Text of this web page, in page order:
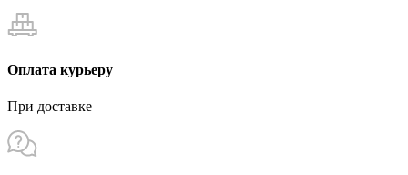
Оплата курьеру
При доставке